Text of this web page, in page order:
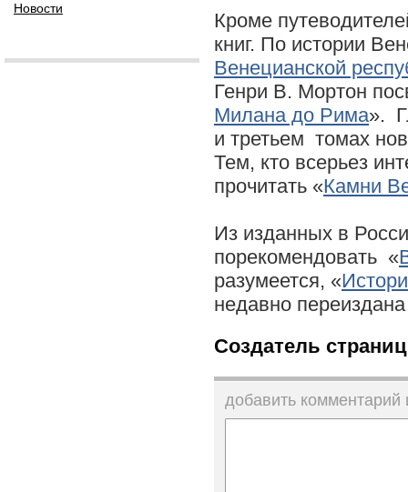
Новости
Кроме
книг. По истории
Венецианской
Генри В. Мортон
Милана до Рима».
и третьем томах
Тем, кто всерьез
прочитать «Камни
Из изданных в
порекомендовать «
разумеется, «
недавно
Создатель
добавить